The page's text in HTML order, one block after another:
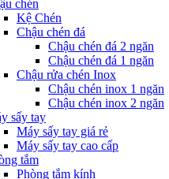
chén
Kệ Chén
Chậu chén đá
Chậu chén đá 2 ngăn
Chậu chén đá 1 ngăn
Chậu rửa chén Inox
Chậu chén inox 1 ngăn
Chậu chén inox 2 ngăn
sấy tay
Máy sấy tay giá rẻ
Máy sấy tay cao cấp
tắm
Phòng tắm kính